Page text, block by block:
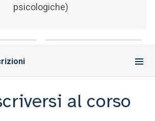
psicologiche)
al corso